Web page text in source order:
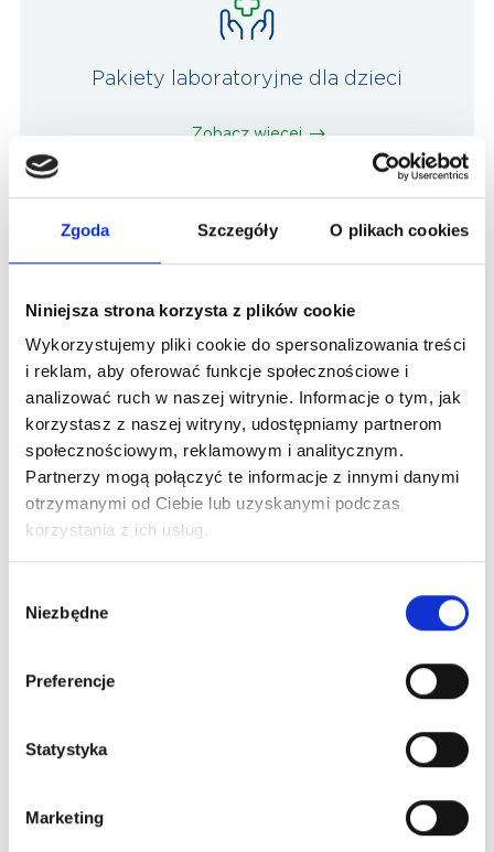
Zgoda Szczegóły O plikach cookies
Niniejsza strona korzysta z plików cookie
Wykorzystujemy pliki cookie do spersonalizowania treści
i reklam, aby oferować funkcje społecznościowe i
analizować ruch w naszej witrynie. Informacje o tym, jak
korzystasz z naszej witryny, udostępniamy partnerom
społecznościowym, reklamowym i analitycznym.
Partnerzy mogą połączyć te informacje z innymi danymi
otrzymanymi od Ciebie lub uzyskanymi podczas
korzystania z ich usług.
zgody
Niezbędne
Preferencje
Statystyka
Marketing
Pakiety laboratoryjne dla dzieci
Zobacz więcej
Pakiety laboratoryjne 60+
Pakiety laboratoryjne onkologiczne
Pakiety laboratoryjne dla aktywnych